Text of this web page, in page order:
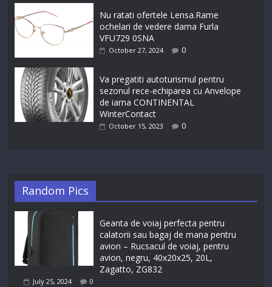
Nu ratati ofertele Lensa.Rame
ochelari de vedere dama Furla
VFU729 0SNA
October 27, 2024 0
Va pregatiti autoturismul pentru
sezonul rece-echiparea cu Anvelope
de iarna CONTINENTAL
WinterContact
October 15, 2023 0
Random Pics
Geanta de voiaj perfecta pentru
calatorii sau bagaj de mana pentru
avion – Rucsacul de voiaj, pentru
avion, negru, 40x20x25, 20L,
Zagatto, ZG832
July 25, 2024 0